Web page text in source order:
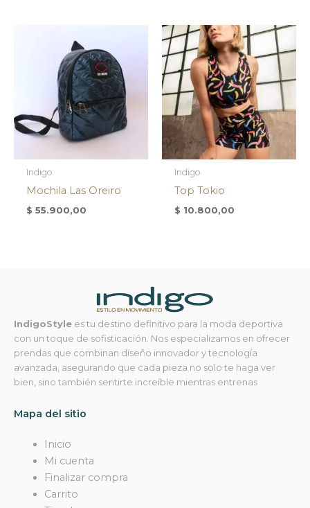
Indigo
Mochila Las Oreiro
$ 55.900,00
Indigo
Top Tokio
$ 10.800,00
IndigoStyle es tu destino definitivo para la moda deportiva
con un toque de sofisticación. Nos especializamos en ofrecer
prendas que combinan diseño innovador y tecnología
avanzada, asegurando que cada pieza no solo te haga ver
bien, sino también sentirte increíble mientras entrenas
Mapa del sitio
Inicio
Mi cuenta
Finalizar compra
Carrito